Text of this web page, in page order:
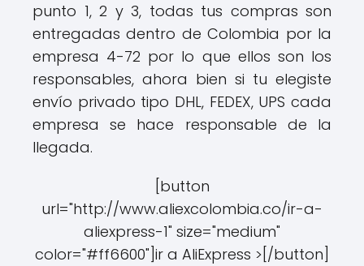
punto 1, 2 y 3, todas tus compras son
entregadas dentro de Colombia por la
empresa 4-72 por lo que ellos son los
responsables, ahora bien si tu elegiste
envío privado tipo DHL, FEDEX, UPS cada
empresa se hace responsable de la
llegada.
[button
url="http://www.aliexcolombia.co/ir-a-
aliexpress-1" size="medium"
color="#ff6600"]ir a AliExpress >[/button]